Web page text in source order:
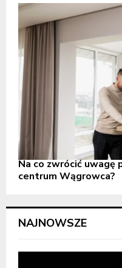
Na co zwrócić uwagę
centrum Wągrowca?
NAJNOWSZE